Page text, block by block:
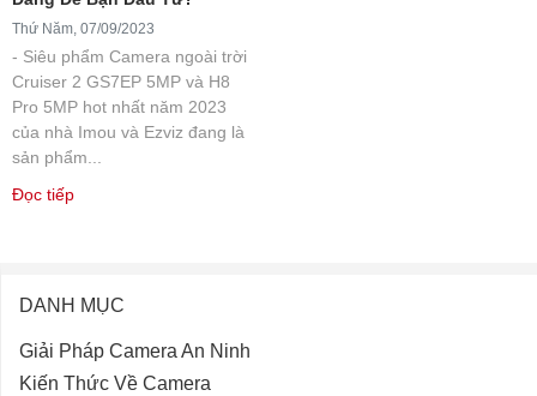
Thứ Năm, 07/09/2023
- Siêu phẩm Camera ngoài trời
Cruiser 2 GS7EP 5MP và H8
Pro 5MP hot nhất năm 2023
của nhà Imou và Ezviz đang là
sản phẩm...
Đọc tiếp
DANH MỤC
Giải Pháp Camera An Ninh
Kiến Thức Về Camera